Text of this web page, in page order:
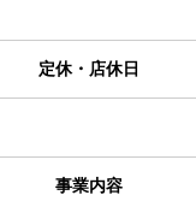
定休・店休日
事業内容